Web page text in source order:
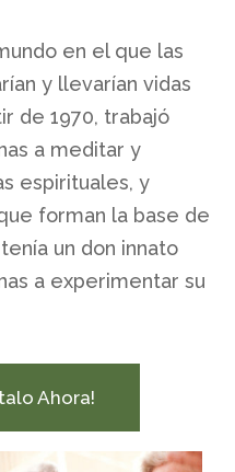
en el que las
y llevarían vidas
de 1970, trabajó
a meditar y
espirituales, y
forman la base de
un don innato
a experimentar su
Ahora!